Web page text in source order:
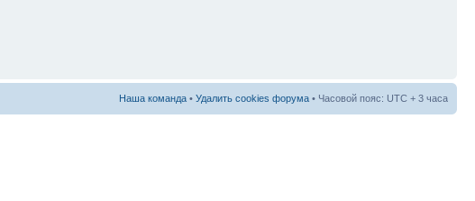
Наша команда • Удалить cookies форума • Часовой пояс: UTC + 3 часа